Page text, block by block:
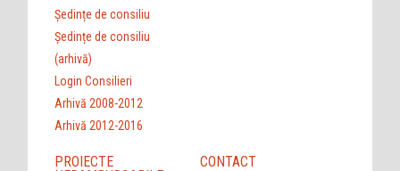
Ședințe de consiliu
Ședințe de consiliu
(arhivă)
Login Consilieri
Arhivă 2008-2012
Arhivă 2012-2016
PROIECTE
CONTACT